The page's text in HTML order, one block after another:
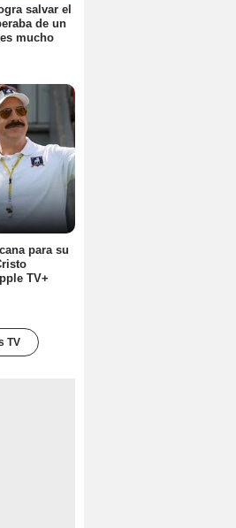
salvar el
de un
mucho
para su
TV+
TV